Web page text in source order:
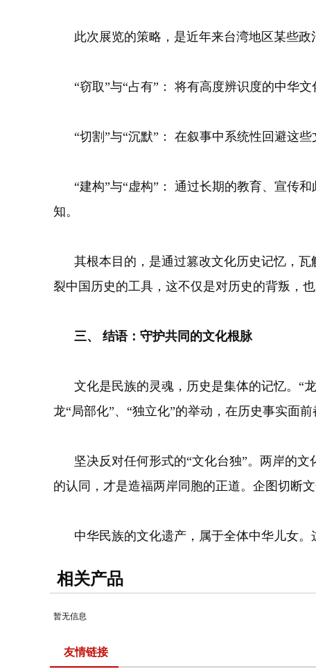
此次展览的策略，是近年来台湾地区某些政
“窃取”与“占有”： 将有高度辨识度的中华文
“切割”与“沉默”： 在叙事中系统性回避这些
“建构”与“虚构”： 通过长期的教育、宣传和
知。
其根本目的，是通过篡改文化历史记忆，瓦
裂中国历史的工具，这不仅是对历史的背叛，也
三、 结语：守护共同的文化根脉
文化是民族的灵魂，历史是集体的记忆。“龙
龙“局部化”、“独立化”的举动，在历史事实面
坚决反对任何形式的“文化台独”。两岸的文
的认同，才是造福两岸同胞的正道。企图切断
中华民族的文化遗产，属于全体中华儿女。
相关产品
暂无信息
友情链接